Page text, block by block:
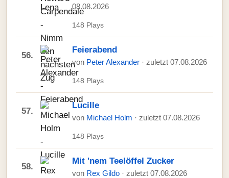
08.08.2026
148 Plays
56.
Feierabend
von Peter Alexander · zuletzt 07.08.2026
148 Plays
57.
Lucille
von Michael Holm · zuletzt 07.08.2026
148 Plays
58.
Mit 'nem Teelöffel Zucker
von Rex Gildo · zuletzt 07.08.2026